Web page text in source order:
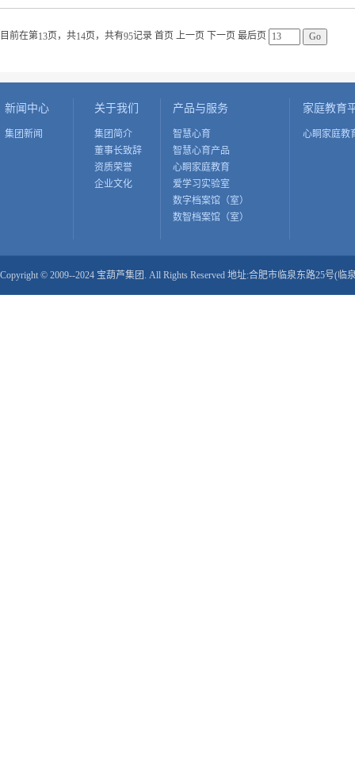
目前在第13页，共14页，共有95记录 首页 上一页 下一页 最后页
新闻中心
集团新闻
关于我们
集团简介
董事长致辞
资质荣誉
企业文化
产品与服务
智慧心育
智慧心育产品
心眮家庭教育
爱学习实验室
数字档案馆（室）
数智档案馆（室）
家庭教育
心眮家庭教
Copyright © 2009--2024 宝葫芦集团. All Rights Reserved 地址:合肥市临泉东路25号(临